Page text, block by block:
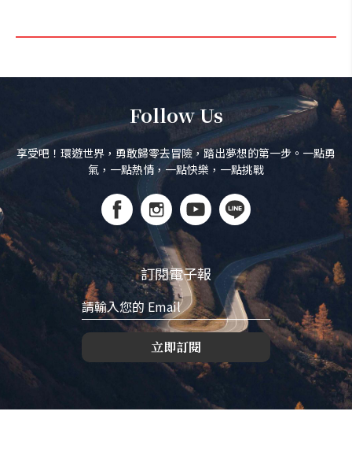
Follow Us
享受吧！環遊世界，勇敢歸零去冒險，踏出夢想的第一步。一點勇
氣，一點熱情，一點快樂，一點挑戰
訂閱電子報
立即訂閱